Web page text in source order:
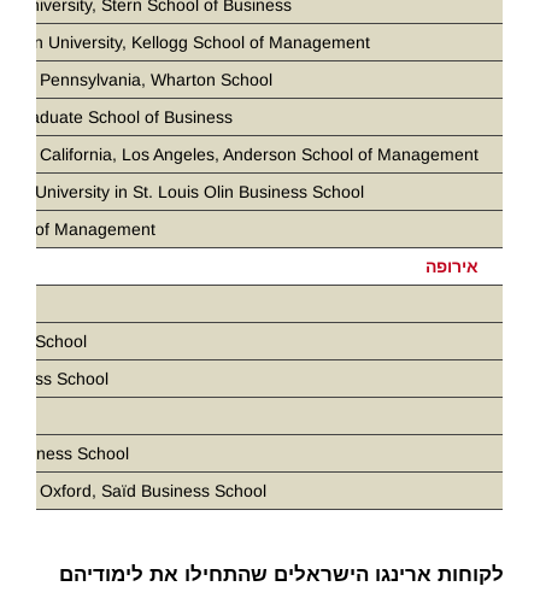
University, Stern School of Business
University, Kellogg School of Management
of Pennsylvania, Wharton School
Graduate School of Business
of California, Los Angeles, Anderson School of Management
University in St. Louis Olin Business School
of Management
אירופה
School
School
School
of Oxford, Saïd Business School
לקוחות ארינגו הישראלים שהתחילו את לימודיהם